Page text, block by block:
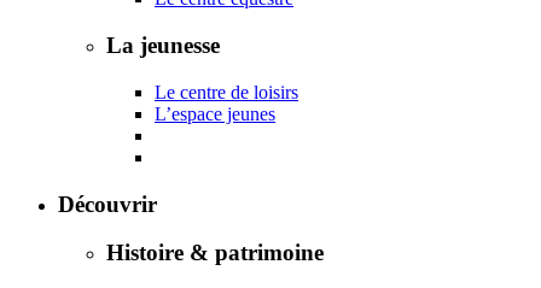
La jeunesse
Le centre de loisirs
L’espace jeunes
Découvrir
Histoire & patrimoine